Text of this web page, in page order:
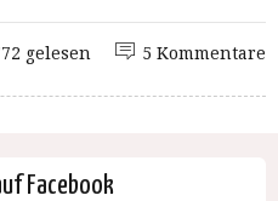
5 Kommentare
gelesen
Facebook